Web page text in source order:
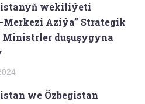
wekiliýeti
Aziýa” Strategik
duşuşygyna
we Özbegistan